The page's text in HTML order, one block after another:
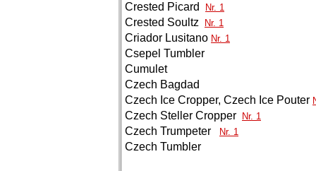
Crested Picard Nr. 1
Crested Soultz Nr. 1
Criador Lusitano Nr. 1
Csepel Tumbler
Cumulet
Czech Bagdad
Czech Ice Cropper, Czech Ice Pouter
Czech Steller Cropper Nr. 1
Czech Trumpeter Nr. 1
Czech Tumbler